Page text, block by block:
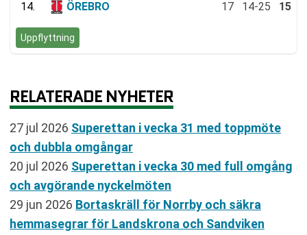
14. ÖREBRO 17 14-25 15
Uppflyttning
RELATERADE NYHETER
27 jul 2026 Superettan i vecka 31 med toppmöte
och dubbla omgångar
20 jul 2026 Superettan i vecka 30 med full omgång
och avgörande nyckelmöten
29 jun 2026 Bortaskräll för Norrby och säkra
hemmasegrar för Landskrona och Sandviken